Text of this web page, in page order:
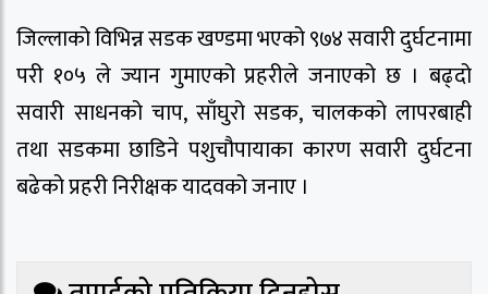
जिल्लाको विभिन्न सडक खण्डमा भएको ९७४ सवारी दुर्घटनामा
परी १०५ ले ज्यान गुमाएको प्रहरीले जनाएको छ । बढ्दो
सवारी साधनको चाप, साँघुरो सडक, चालकको लापरबाही
तथा सडकमा छाडिने पशुचौपायाका कारण सवारी दुर्घटना
बढेको प्रहरी निरीक्षक यादवको जनाए ।